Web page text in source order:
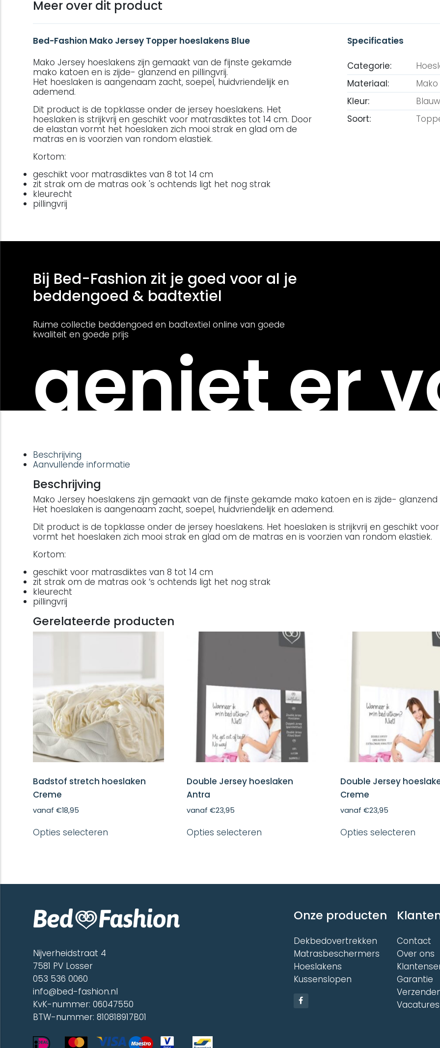
Meer over dit product
Bed-Fashion Mako Jersey Topper hoeslakens Blue
Mako Jersey hoeslakens zijn gemaakt van de fijnste gekamde
mako katoen en is zijde- glanzend en pillingvrij.
Het hoeslaken is aangenaam zacht, soepel, huidvriendelijk en
ademend.
Dit product is de topklasse onder de jersey hoeslakens. Het
hoeslaken is strijkvrij en geschikt voor matrasdiktes tot 14 cm. Door
de elastan vormt het hoeslaken zich mooi strak en glad om de
matras en is voorzien van rondom elastiek.
Kortom:
geschikt voor matrasdiktes van 8 tot 14 cm
zit strak om de matras ook 's ochtends ligt het nog strak
kleurecht
pillingvrij
Specificaties
Categorie:
Materiaal:
Kleur:
Blauw
Soort:
Bij Bed-Fashion zit je goed voor al je
beddengoed & badtextiel
Ruime collectie beddengoed en badtextiel online van goede
kwaliteit en goede prijs
geniet er
Beschrijving
Aanvullende informatie
Beschrijving
Mako Jersey hoeslakens zijn gemaakt van de fijnste gekamde mako katoen en is zijde- glanzend
Het hoeslaken is aangenaam zacht, soepel, huidvriendelijk en ademend.
Dit product is de topklasse onder de jersey hoeslakens. Het hoeslaken is strijkvrij en geschikt
vormt het hoeslaken zich mooi strak en glad om de matras en is voorzien van rondom elastiek.
Kortom:
geschikt voor matrasdiktes van 8 tot 14 cm
zit strak om de matras ook ‘s ochtends ligt het nog strak
kleurecht
pillingvrij
Gerelateerde producten
Badstof stretch hoeslaken
Creme
vanaf€18,95
Opties selecteren
optie
worden
op
de
Double Jersey hoeslaken
Antra
vanaf €23,95
Opties selecterenproduct
optie
productpagina
Double Jersey
Creme
vanaf €23,95
Opties selecteren
optie
op
Nijverheidstraat 4
7581 PV Losser
053 536 0060
info@bed-fashion.nl
KvK-nummer: 06047550
BTW-nummer: 810818917B01
Onze producten
Dekbedovertrekken
Matrasbeschermers
Hoeslakens
Kussenslopen
Contact
Over ons
Garantie
Vacatures